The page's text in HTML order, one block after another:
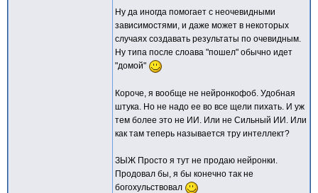
Ну да иногда помогает с неочевидными
зависимостями, и даже может в некоторых
случаях создавать результаты по очевидным.
Ну типа после слоава "пошел" обычно идет
"домой"
Короче, я вообще не нейронкофоб. Удобная
штука. Но не надо ее во все щели пихать. И уж
тем более это не ИИ. Или не Сильный ИИ. Или
как там теперь называется тру интеллект?
ЗЫЖ Просто я тут не продаю нейронки.
Продовал бы, я бы конечно так не
богохульствовал